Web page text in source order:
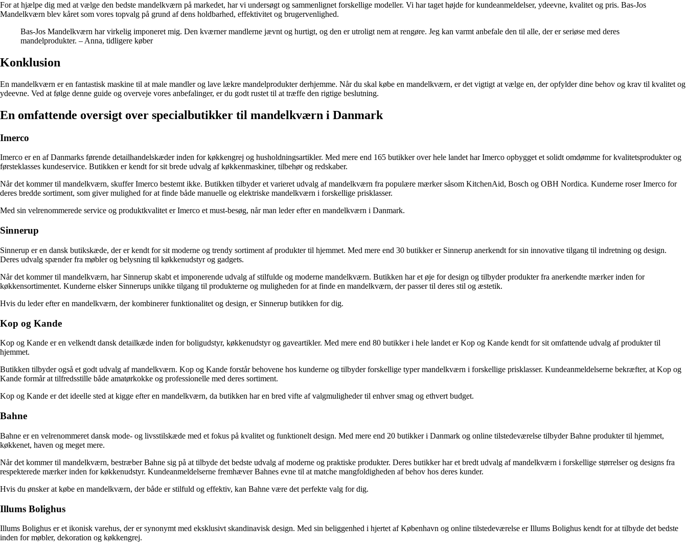
For at hjælpe dig med at vælge den bedste mandelkværn på markedet, har vi undersøgt og sammenlignet forskellige modeller. Vi har taget højde for kundeanmeldelser, ydeevne, kvalitet og pris. Bas-Jos
Mandelkværn blev kåret som vores topvalg på grund af dens holdbarhed, effektivitet og brugervenlighed.
Bas-Jos Mandelkværn har virkelig imponeret mig. Den kværner mandlerne jævnt og hurtigt, og den er utroligt nem at rengøre. Jeg kan varmt anbefale den til alle, der er seriøse med deres
mandelprodukter. – Anna, tidligere køber
Konklusion
En mandelkværn er en fantastisk maskine til at male mandler og lave lækre mandelprodukter derhjemme. Når du skal købe en mandelkværn, er det vigtigt at vælge en, der opfylder dine behov og krav til kvalitet og
ydeevne. Ved at følge denne guide og overveje vores anbefalinger, er du godt rustet til at træffe den rigtige beslutning.
En omfattende oversigt over specialbutikker til mandelkværn i Danmark
Imerco
Imerco er en af ​​Danmarks førende detailhandelskæder inden for køkkengrej og husholdningsartikler. Med mere end 165 butikker over hele landet har Imerco opbygget et solidt omdømme for kvalitetsprodukter og
førsteklasses kundeservice. Butikken er kendt for sit brede udvalg af køkkenmaskiner, tilbehør og redskaber.
Når det kommer til mandelkværn, skuffer Imerco bestemt ikke. Butikken tilbyder et varieret udvalg af mandelkværn fra populære mærker såsom KitchenAid, Bosch og OBH Nordica. Kunderne roser Imerco for
deres bredde sortiment, som giver mulighed for at finde både manuelle og elektriske mandelkværn i forskellige prisklasser.
Med sin velrenommerede service og produktkvalitet er Imerco et must-besøg, når man leder efter en mandelkværn i Danmark.
Sinnerup
Sinnerup er en dansk butikskæde, der er kendt for sit moderne og trendy sortiment af produkter til hjemmet. Med mere end 30 butikker er Sinnerup anerkendt for sin innovative tilgang til indretning og design.
Deres udvalg spænder fra møbler og belysning til køkkenudstyr og gadgets.
Når det kommer til mandelkværn, har Sinnerup skabt et imponerende udvalg af stilfulde og moderne mandelkværn. Butikken har et øje for design og tilbyder produkter fra anerkendte mærker inden for
køkkensortimentet. Kunderne elsker Sinnerups unikke tilgang til produkterne og muligheden for at finde en mandelkværn, der passer til deres stil og æstetik.
Hvis du leder efter en mandelkværn, der kombinerer funktionalitet og design, er Sinnerup butikken for dig.
Kop og Kande
Kop og Kande er en velkendt dansk detailkæde inden for boligudstyr, køkkenudstyr og gaveartikler. Med mere end 80 butikker i hele landet er Kop og Kande kendt for sit omfattende udvalg af produkter til
hjemmet.
Butikken tilbyder også et godt udvalg af mandelkværn. Kop og Kande forstår behovene hos kunderne og tilbyder forskellige typer mandelkværn i forskellige prisklasser. Kundeanmeldelserne bekræfter, at Kop og
Kande formår at tilfredsstille både amatørkokke og professionelle med deres sortiment.
Kop og Kande er det ideelle sted at kigge efter en mandelkværn, da butikken har en bred vifte af valgmuligheder til enhver smag og ethvert budget.
Bahne
Bahne er en velrenommeret dansk mode- og livsstilskæde med et fokus på kvalitet og funktionelt design. Med mere end 20 butikker i Danmark og online tilstedeværelse tilbyder Bahne produkter til hjemmet,
køkkenet, haven og meget mere.
Når det kommer til mandelkværn, bestræber Bahne sig på at tilbyde det bedste udvalg af moderne og praktiske produkter. Deres butikker har et bredt udvalg af mandelkværn i forskellige størrelser og designs fra
respekterede mærker inden for køkkenudstyr. Kundeanmeldelserne fremhæver Bahnes evne til at matche mangfoldigheden af behov hos deres kunder.
Hvis du ønsker at købe en mandelkværn, der både er stilfuld og effektiv, kan Bahne være det perfekte valg for dig.
Illums Bolighus
Illums Bolighus er et ikonisk varehus, der er synonymt med eksklusivt skandinavisk design. Med sin beliggenhed i hjertet af København og online tilstedeværelse er Illums Bolighus kendt for at tilbyde det bedste
inden for møbler, dekoration og køkkengrej.